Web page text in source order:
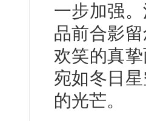
一步加强
品前合影
欢笑的真
宛如冬日
的光芒。